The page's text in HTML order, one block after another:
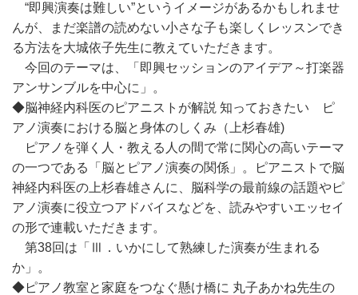
“即興演奏は難しい”というイメージがあるかもしれませ
んが、まだ楽譜の読めない小さな子も楽しくレッスンでき
る方法を大城依子先生に教えていただきます。
今回のテーマは、「即興セッションのアイデア～打楽器
アンサンブルを中心に」。
◆脳神経内科医のピアニストが解説 知っておきたい ピ
アノ演奏における脳と身体のしくみ（上杉春雄)
ピアノを弾く人・教える人の間で常に関心の高いテーマ
の一つである「脳とピアノ演奏の関係」。ピアニストで脳
神経内科医の上杉春雄さんに、脳科学の最前線の話題やピ
アノ演奏に役立つアドバイスなどを、読みやすいエッセイ
の形で連載いただきます。
第38回は「Ⅲ．いかにして熟練した演奏が生まれる
か」。
◆ピアノ教室と家庭をつなぐ懸け橋に 丸子あかね先生の